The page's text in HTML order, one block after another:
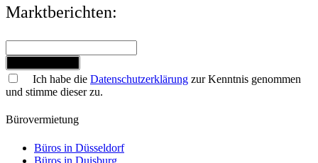
Marktberichten:
Ich habe die Datenschutzerklärung zur Kenntnis genommen
und stimme dieser zu.
Bürovermietung
Büros in Düsseldorf
Büros in Duisburg